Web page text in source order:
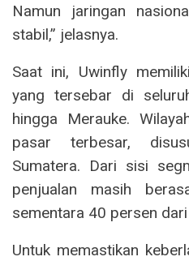
Namun jaringan
stabil,” jelasnya.
Saat ini, Uwinfly
yang tersebar di
hingga Merauke.
pasar terbesar,
Sumatera. Dari sisi
penjualan masih
sementara 40 persen
Untuk memastikan